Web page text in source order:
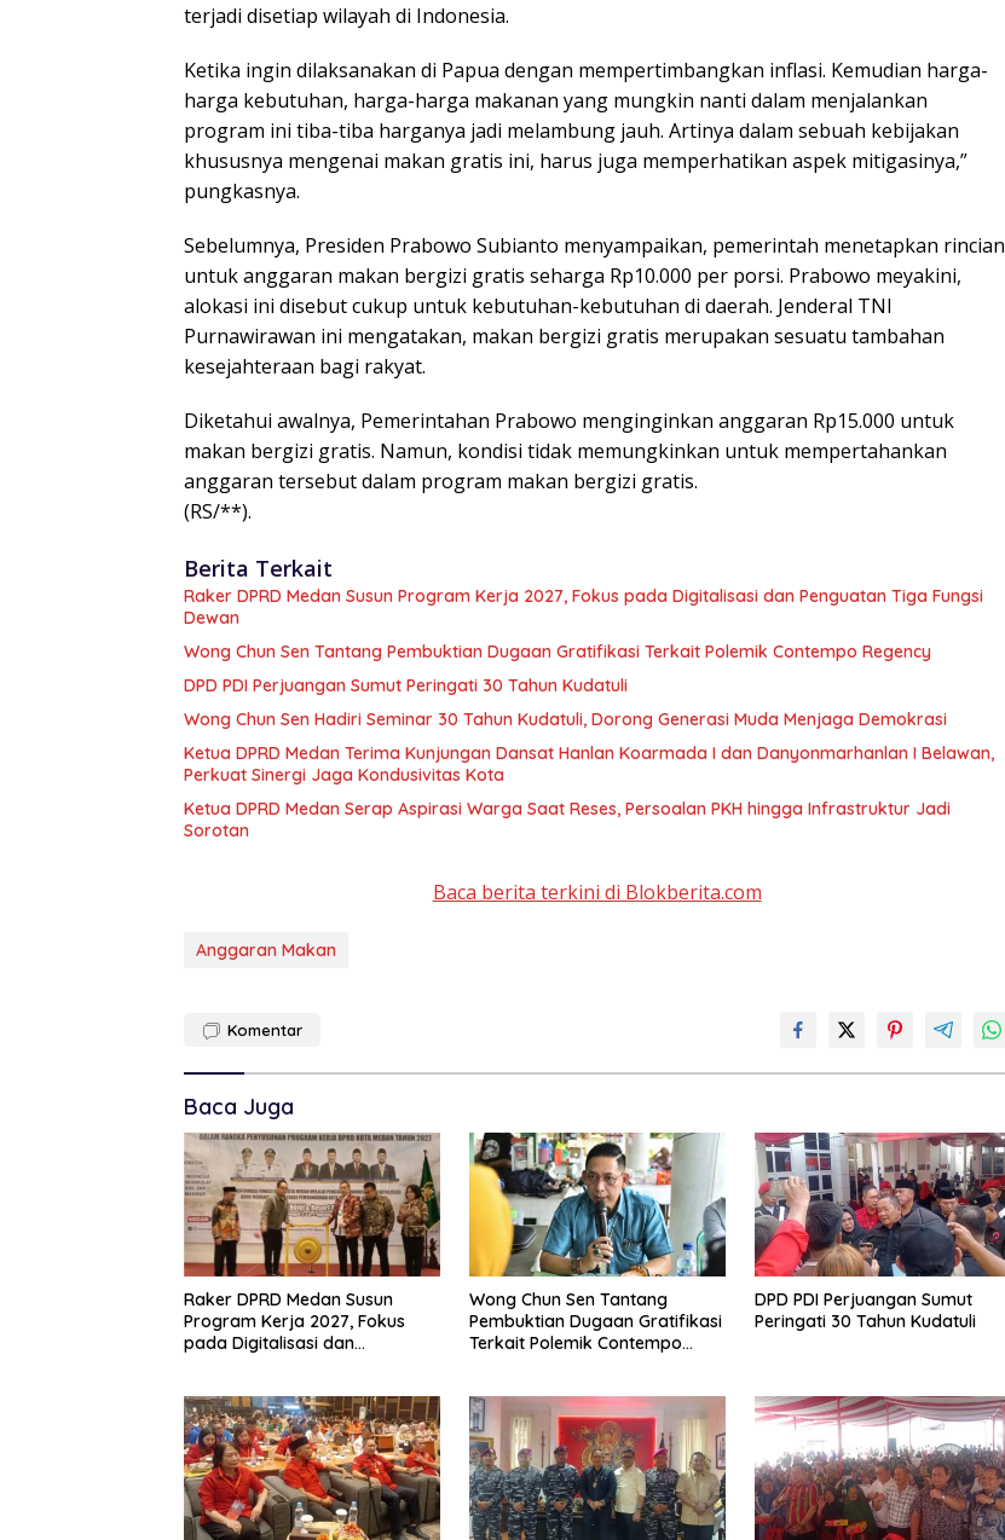
terjadi disetiap wilayah di Indonesia.
Ketika ingin dilaksanakan di Papua dengan mempertimbangkan inflasi. Kemudian harga-
harga kebutuhan, harga-harga makanan yang mungkin nanti dalam menjalankan
program ini tiba-tiba harganya jadi melambung jauh. Artinya dalam sebuah kebijakan
khususnya mengenai makan gratis ini, harus juga memperhatikan aspek mitigasinya,”
pungkasnya.
Sebelumnya, Presiden Prabowo Subianto menyampaikan, pemerintah menetapkan rincian
untuk anggaran makan bergizi gratis seharga Rp10.000 per porsi. Prabowo meyakini,
alokasi ini disebut cukup untuk kebutuhan-kebutuhan di daerah. Jenderal TNI
Purnawirawan ini mengatakan, makan bergizi gratis merupakan sesuatu tambahan
kesejahteraan bagi rakyat.
Diketahui awalnya, Pemerintahan Prabowo menginginkan anggaran Rp15.000 untuk
makan bergizi gratis. Namun, kondisi tidak memungkinkan untuk mempertahankan
anggaran tersebut dalam program makan bergizi gratis.
(RS/**).
Berita Terkait
Raker DPRD Medan Susun Program Kerja 2027, Fokus pada Digitalisasi dan Penguatan Tiga Fungsi
Dewan
Wong Chun Sen Tantang Pembuktian Dugaan Gratifikasi Terkait Polemik Contempo Regency
DPD PDI Perjuangan Sumut Peringati 30 Tahun Kudatuli
Wong Chun Sen Hadiri Seminar 30 Tahun Kudatuli, Dorong Generasi Muda Menjaga Demokrasi
Ketua DPRD Medan Terima Kunjungan Dansat Hanlan Koarmada I dan Danyonmarhanlan I Belawan,
Perkuat Sinergi Jaga Kondusivitas Kota
Ketua DPRD Medan Serap Aspirasi Warga Saat Reses, Persoalan PKH hingga Infrastruktur Jadi
Sorotan
Baca berita terkini di Blokberita.com
Anggaran Makan
Komentar
Baca Juga
Raker DPRD Medan Susun
Program Kerja 2027, Fokus
pada Digitalisasi dan
Wong Chun Sen Tantang
Pembuktian Dugaan Gratifikasi
Terkait Polemik Contempo
DPD PDI Perjuangan Sumut
Peringati 30 Tahun Kudatuli